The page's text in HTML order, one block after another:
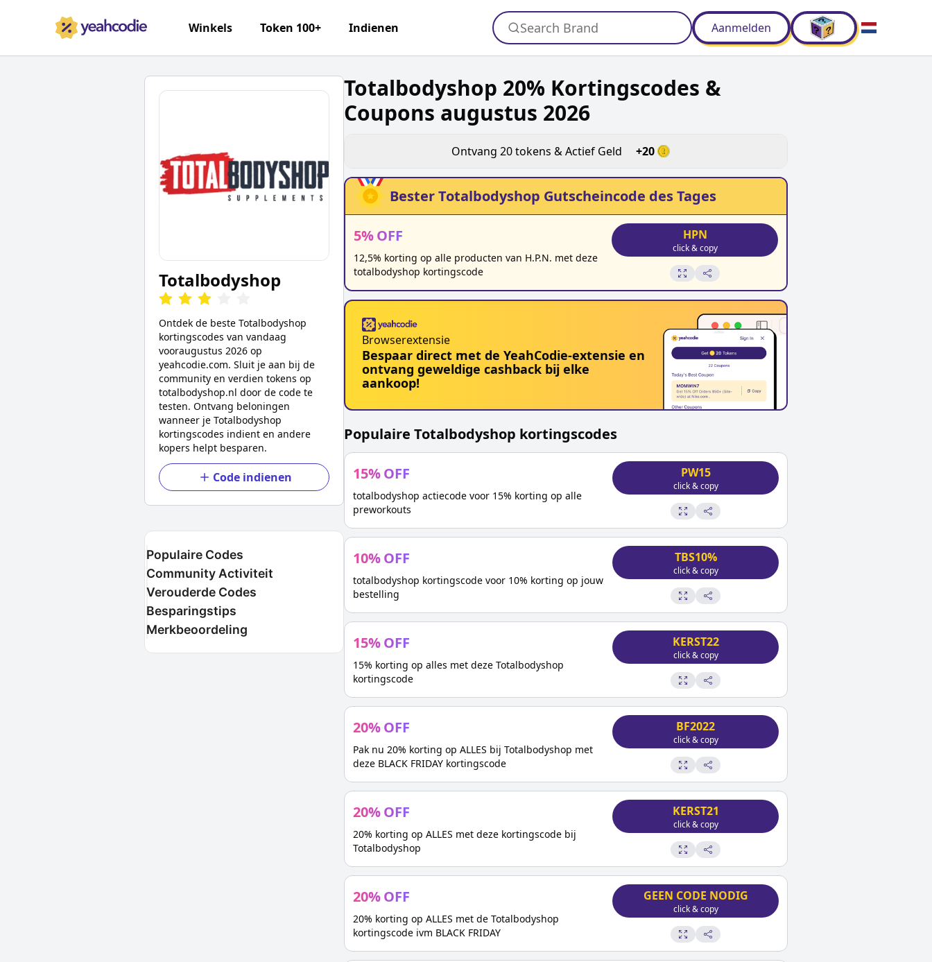
Winkels Token 100+ Indienen Search Brand Aanmelden
Totalbodyshop
Ontdek de beste Totalbodyshop
kortingscodes van vandaag
vooraugustus 2026 op
yeahcodie.com. Sluit je aan bij de
community en verdien tokens op
totalbodyshop.nl door de code te
testen. Ontvang beloningen
wanneer je Totalbodyshop
kortingscodes indient en andere
kopers helpt besparen.
Code indienen
Populaire Codes
Community Activiteit
Verouderde Codes
Besparingstips
Merkbeoordeling
Totalbodyshop 20% Kortingscodes &
Coupons augustus 2026
Ontvang 20 tokens & Actief Geld +20
BesterTotalbodyshop Gutscheincode des Tages
5%OFF
12,5% korting op alle producten van H.P.N. met deze
totalbodyshop kortingscode
HPN
click & copy
Browserextensie
Bespaar direct met de YeahCodie-extensie en
ontvang geweldige cashback bij elke
aankoop!
Populaire Totalbodyshop kortingscodes
15%OFF
totalbodyshop actiecode voor 15% korting op alle
preworkouts
PW15
click & copy
10%OFF
totalbodyshop kortingscode voor 10% korting op jouw
bestelling
TBS10%
click & copy
15%OFF
15% korting op alles met deze Totalbodyshop
kortingscode
KERST22
click & copy
20%OFF
Pak nu 20% korting op ALLES bij Totalbodyshop met
deze BLACK FRIDAY kortingscode
BF2022
click & copy
20%OFF
20% korting op ALLES met deze kortingscode bij
Totalbodyshop
KERST21
click & copy
20%OFF
20% korting op ALLES met de Totalbodyshop
kortingscode ivm BLACK FRIDAY
GEEN CODE NODIG
click & copy